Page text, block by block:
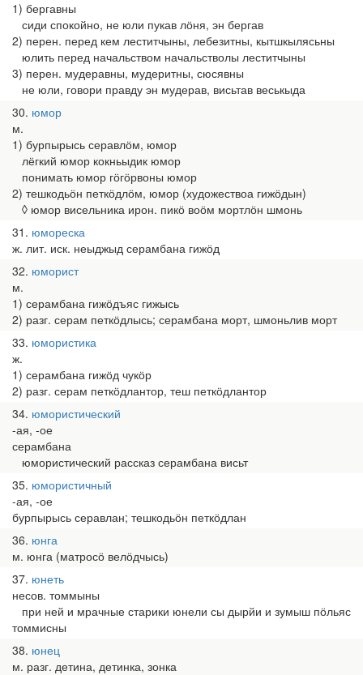
1) бергавны
сиди спокойно, не юли пукав лӧня, эн бергав
2) перен. перед кем леститчыны, лебезитны, кытшкылясьны
юлить перед начальством начальстволы леститчыны
3) перен. мудеравны, мудеритны, сюсявны
не юли, говори правду эн мудерав, висьтав веськыда
30 юмор
м.
1) бурпырысь серавлӧм, юмор
лёгкий юмор кокньыдик юмор
понимать юмор гӧгӧрвоны юмор
2) тешкодьӧн петкӧдлӧм, юмор (художествоа гижӧдын)
◊ юмор висельника ирон. пикӧ воӧм мортлӧн шмонь
31 юмореска
ж. лит. иск. неыджыд серамбана гижӧд
32 юморист
м.
1) серамбана гижӧдъяс гижысь
2) разг. серам петкӧдлысь; серамбана морт, шмоньлив морт
33 юмористика
ж.
1) серамбана гижӧд чукӧр
2) разг. серам петкӧдлантор, теш петкӧдлантор
34 юмористический
-ая, -ое
серамбана
юмористический рассказ серамбана висьт
35 юмористичный
-ая, -ое
бурпырысь серавлан; тешкодьӧн петкӧдлан
36 юнга
м. юнга (матросӧ велӧдчысь)
37 юнеть
несов. томмыны
при ней и мрачные старики юнели сы дырйи и зумыш пӧльяс
томмисны
38 юнец
м. разг. детина, детинка, зонка